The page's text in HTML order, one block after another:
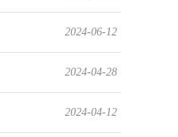
2024-06-12
2024-04-28
2024-04-12